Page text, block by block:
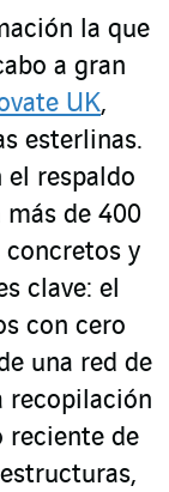
la que
a gran
UK,
esterlinas.
el respaldo
de 400
concretos y
clave: el
con cero
una red de
recopilación
reciente de